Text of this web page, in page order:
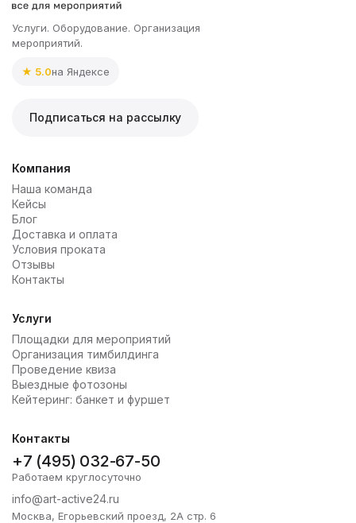
Услуги. Оборудование. Организация
мероприятий.
★ 5.0на Яндексе
Подписаться на рассылку
Компания
Наша команда
Кейсы
Блог
Доставка и оплата
Условия проката
Отзывы
Контакты
Услуги
Площадки для мероприятий
Организация тимбилдинга
Проведение квиза
Выездные фотозоны
Кейтеринг: банкет и фуршет
Контакты
+7 (495) 032-67-50
Работаем круглосуточно
info@art-active24.ru
Москва, Егорьевский проезд, 2А стр. 6